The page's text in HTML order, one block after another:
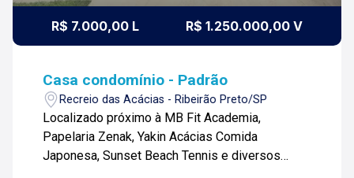
R$ 7.000,00 L R$ 1.250.000,00 V
Casa condomínio - Padrão
Recreio das Acácias - Ribeirão Preto/SP
Localizado próximo à MB Fit Academia,
Papelaria Zenak, Yakin Acácias Comida
Japonesa, Sunset Beach Tennis e diversos